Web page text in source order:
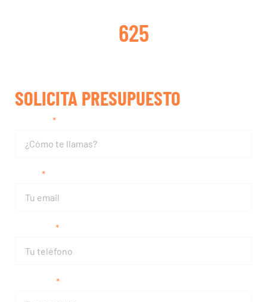
SOLICITA PRESUPUESTO
625